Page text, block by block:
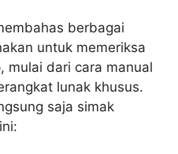
berbagai
untuk memeriksa
mulai dari cara manual
lunak khusus.
saja simak